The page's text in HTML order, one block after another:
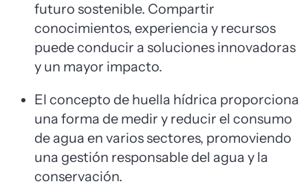
futuro sostenible. Compartir
conocimientos, experiencia y recursos
puede conducir a soluciones innovadoras
y un mayor impacto.
El concepto de huella hídrica proporciona
una forma de medir y reducir el consumo
de agua en varios sectores, promoviendo
una gestión responsable del agua y la
conservación.